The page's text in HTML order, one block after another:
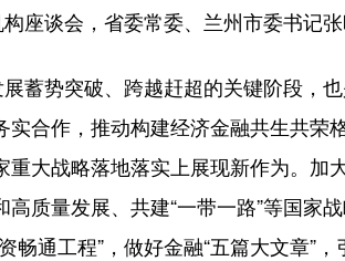
谈会，省委常委、兰州市委书记张
势突破、跨越赶超的关键阶段，
合作，推动构建经济金融共生共荣
大战略落地落实上展现新作为。
质量发展、共建“一带一路”等国家
畅通工程”，做好金融“五篇大文章”